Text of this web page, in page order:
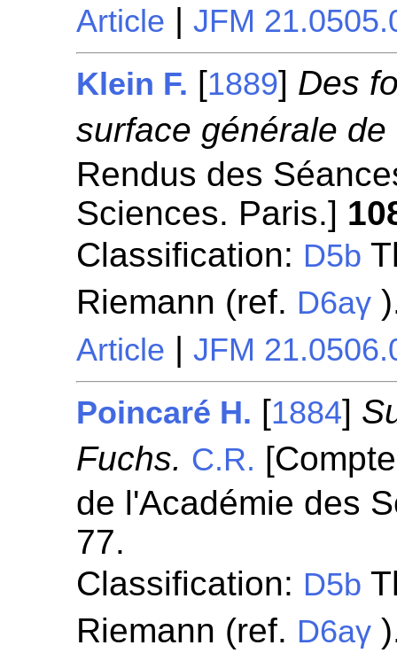
Article |JFM
Klein F. [1889] Des
surface générale de
Rendus des
Sciences. Paris.]
Classification: D5b
Riemann (ref. D6aγ
Article |JFM
Poincaré H. [1884]
Fuchs. C.R.
de l'Académie des
77.
Classification: D5b
Riemann (ref. D6aγ